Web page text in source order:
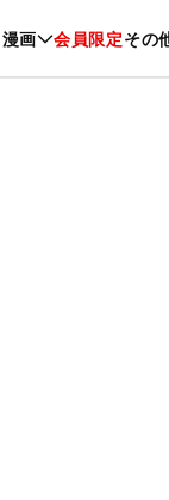
漫画 会員限定その
ファッション 恋